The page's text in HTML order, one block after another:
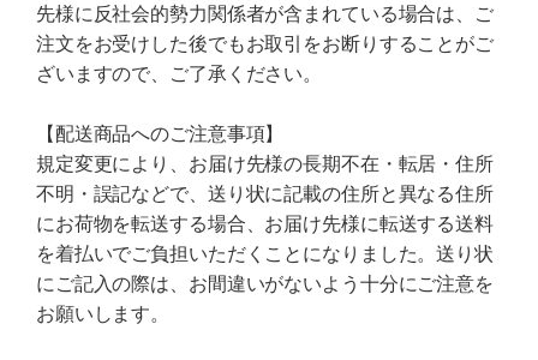
先様に反社会的勢力関係者が含まれている場合は、ご
注文をお受けした後でもお取引をお断りすることがご
ざいますので、ご了承ください。
【配送商品へのご注意事項】
規定変更により、お届け先様の長期不在・転居・住所
不明・誤記などで、送り状に記載の住所と異なる住所
にお荷物を転送する場合、お届け先様に転送する送料
を着払いでご負担いただくことになりました。送り状
にご記入の際は、お間違いがないよう十分にご注意を
お願いします。